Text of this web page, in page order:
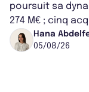
poursuit sa
274 M€ ; cinq
capitalisation
Hana
05/08/26